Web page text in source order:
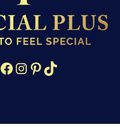
Facebook
Instagram
Pinterest
TikTok